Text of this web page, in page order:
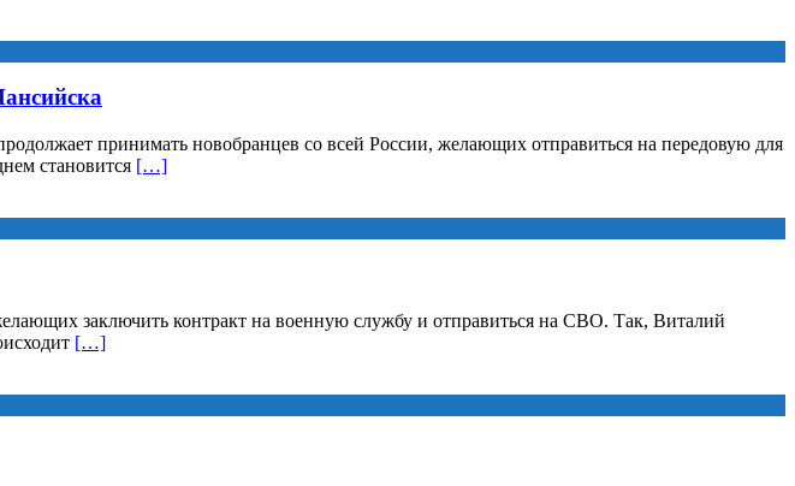
принимать новобранцев со всей России, желающих отправиться на передовую для
становится […]
заключить контракт на военную службу и отправиться на СВО. Так, Виталий
[…]